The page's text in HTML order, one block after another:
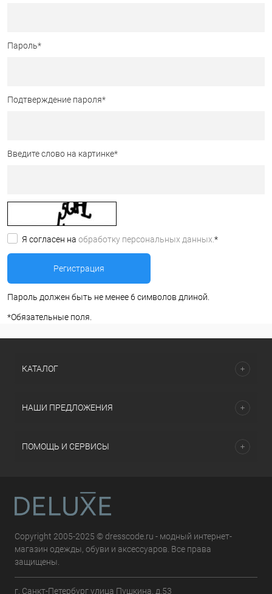
Пароль*
Подтверждение пароля*
Введите слово на картинке*
Я согласен на обработку персональных данных. *
Пароль должен быть не менее 6 символов длиной.
*Обязательные поля.
КАТАЛОГ
НАШИ ПРЕДЛОЖЕНИЯ
ПОМОЩЬ И СЕРВИСЫ
Copyright 2005-2025 © dresscode.ru - модный интернет-
магазин одежды, обуви и аксессуаров. Все права
защищены.
г. Санкт-Петербург улица Пушкина, д.53